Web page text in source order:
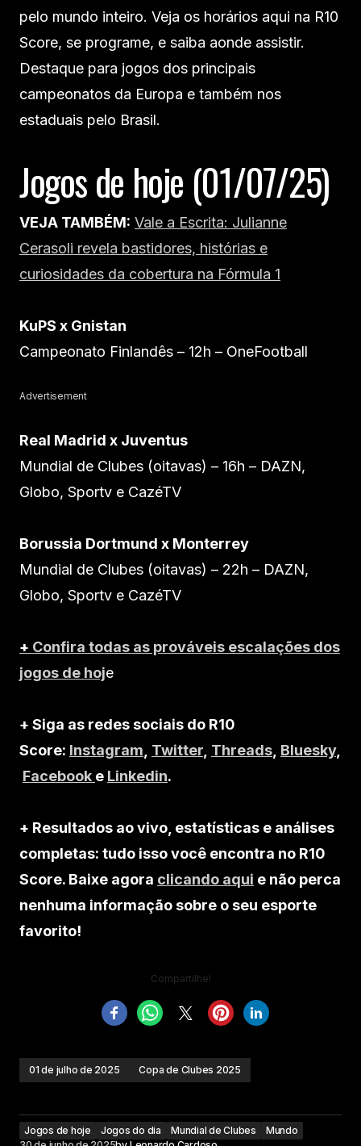
pelo mundo inteiro. Veja os horários aqui na R10
Score, se programe, e saiba aonde assistir.
Destaque para jogos dos principais
campeonatos da Europa e também nos
estaduais pelo Brasil.
Jogos de hoje (01/07/25)
VEJA TAMBÉM: Vale a Escrita: Julianne
Cerasoli revela bastidores, histórias e
curiosidades da cobertura na Fórmula 1
KuPS x Gnistan
Campeonato Finlandês – 12h – OneFootball
Advertisement
Real Madrid x Juventus
Mundial de Clubes (oitavas) – 16h – DAZN,
Globo, Sportv e CazéTV
Borussia Dortmund x Monterrey
Mundial de Clubes (oitavas) – 22h – DAZN,
Globo, Sportv e CazéTV
+ Confira todas as prováveis escalações dos
jogos de hoje
+ Siga as redes sociais do R10
Score: Instagram Twitter Threads Bluesky,
Facebook e Linkedin.
+ Resultados ao vivo, estatísticas e análises
completas: tudo isso você encontra no R10
Score. Baixe agora clicando aqui e não perca
nenhuma informação sobre o seu esporte
favorito!
Compartilhe!
01 de julho de 2025 Copa de Clubes 2025
Jogos de hoje Jogos do dia Mundial de Clubes
Mundo